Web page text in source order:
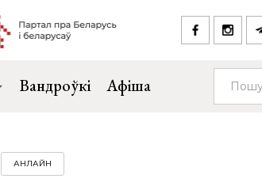
Вандроўкі Афіша
АНЛАЙН